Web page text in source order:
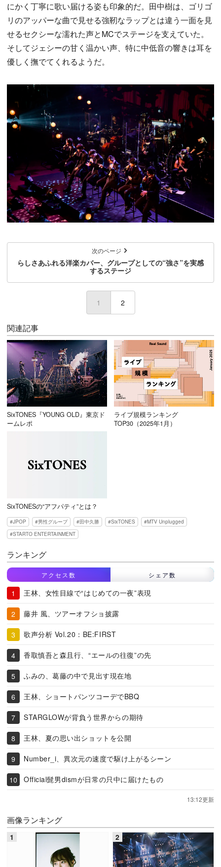
にかく丁寧に歌い届ける姿も印象的だ。田中樹は、ゴリゴ
リのアッパーな曲で見せる強靭なラップとは違う一面を見
せるセクシーな濡れた声とMCでステージを支えていた。
そしてジェシーの甘く温かい声、特に中低音の響きは耳を
優しく撫でてくれるようだ。
次のページ
らしさあふれる洋楽カバー、グループとしての“強さ”を実感
するステージ
1 (current)
2
関連記事
SixTONES『YOUNG OLD』東京ド
ームレポ
ライブ規模ランキング
TOP30（2025年1月）
SixTONESの“アフパティ”とは？
JPOP 男性グループ 田中久勝 SixTONES
MTV Unplugged
STARTO ENTERTAINMENT
ランキング
アクセス数 シェア数
王林、女性目線で“はじめての一夜”表現
藤井 風、ツアーオフショ披露
歌声分析 Vol.20：BE:FIRST
香取慎吾と森且行、“エールの往復”の先
ふみの、葛藤の中で見出す現在地
王林、ショートパンツコーデでBBQ
STARGLOWが背負う世界からの期待
王林、夏の思い出ショットを公開
Number_i、異次元の速度で駆け上がるシーン
Official髭男dismが日常の只中に届けたもの
13:12更新
画像ランキング